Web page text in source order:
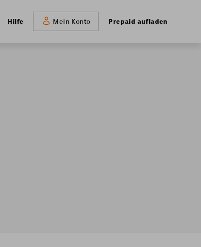
navigation
Hilfe Mein Konto Prepaid aufladen